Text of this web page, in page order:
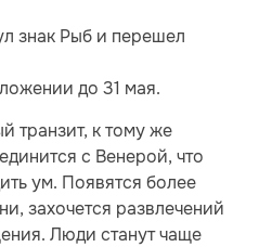
знак Рыб и перешел
до 31 мая.
транзит, к тому же
с Венерой, что
ум. Появятся более
захочется развлечений
Люди станут чаще